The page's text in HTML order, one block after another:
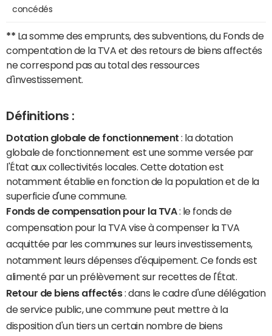
concédés
** La somme des emprunts, des subventions, du Fonds de
compentation de la TVA et des retours de biens affectés
ne correspond pas au total des ressources
d'investissement.
Définitions :
Dotation globale de fonctionnement : la dotation
globale de fonctionnement est une somme versée par
l'État aux collectivités locales. Cette dotation est
notamment établie en fonction de la population et de la
superficie d'une commune.
Fonds de compensation pour la TVA: le fonds de
compensation pour la TVA vise à compenser la TVA
acquittée par les communes sur leurs investissements,
notamment leurs dépenses d'équipement. Ce fonds est
alimenté par un prélèvement sur recettes de l'État.
Retour de biens affectés: dans le cadre d'une délégation
de service public, une commune peut mettre à la
disposition d'un tiers un certain nombre de biens